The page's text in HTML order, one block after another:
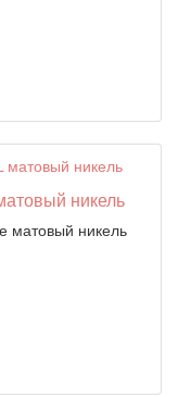
никель
матовый никель